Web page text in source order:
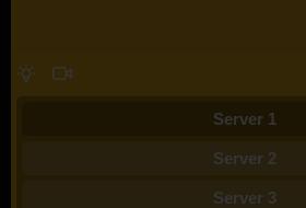
Server 1
Server 2
Server 3